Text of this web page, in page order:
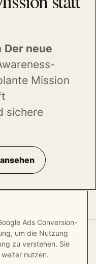
Der neue
Mission
sichere
Ads Conversion-
um die Nutzung
zu verstehen. Sie
nutzen.